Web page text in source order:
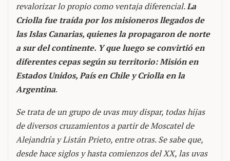
revalorizar lo propio como ventaja diferencial.La
Criolla fue traída por los misioneros llegados de
las Islas Canarias, quienes la propagaron de norte
a sur del continente. Y que luego se convirtió en
diferentes cepas según su territorio: Misión en
Estados Unidos, País en Chile y Criolla en la
Argentina.
Se trata de un grupo de uvas muy dispar, todas hijas
de diversos cruzamientos a partir de Moscatel de
Alejandría y Listán Prieto, entre otras. Se sabe que,
desde hace siglos y hasta comienzos del XX, las uvas